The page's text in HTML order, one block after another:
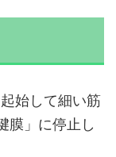
始して細い筋
膜」に停止し